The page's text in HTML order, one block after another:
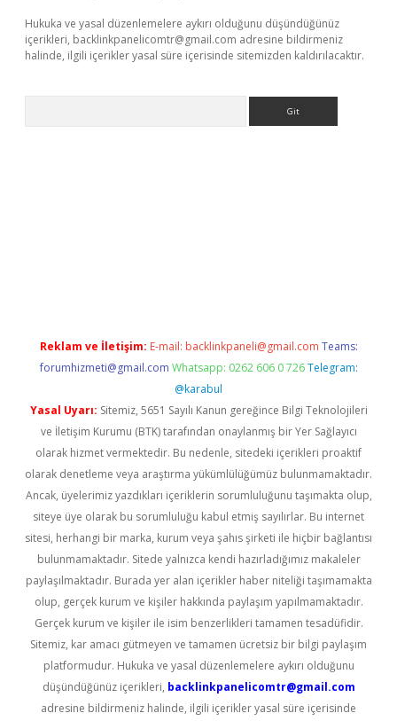
Hukuka ve yasal düzenlemelere aykırı olduğunu düşündüğünüz
içerikleri, backlinkpanelicomtr@gmail.com adresine bildirmeniz
halinde, ilgili içerikler yasal süre içerisinde sitemizden kaldırılacaktır.
Reklam ve İletişim: E-mail: backlinkpaneli@gmail.com Teams:
forumhizmeti@gmail.com Whatsapp: 0262 606 0 726 Telegram:
@karabul
Yasal Uyarı: Sitemiz, 5651 Sayılı Kanun gereğince Bilgi Teknolojileri
ve İletişim Kurumu (BTK) tarafından onaylanmış bir Yer Sağlayıcı
olarak hizmet vermektedir. Bu nedenle, sitedeki içerikleri proaktif
olarak denetleme veya araştırma yükümlülüğümüz bulunmamaktadır.
Ancak, üyelerimiz yazdıkları içeriklerin sorumluluğunu taşımakta olup,
siteye üye olarak bu sorumluluğu kabul etmiş sayılırlar. Bu internet
sitesi, herhangi bir marka, kurum veya şahıs şirketi ile hiçbir bağlantısı
bulunmamaktadır. Sitede yalnızca kendi hazırladığımız makaleler
paylaşılmaktadır. Burada yer alan içerikler haber niteliği taşımamakta
olup, gerçek kurum ve kişiler hakkında paylaşım yapılmamaktadır.
Gerçek kurum ve kişiler ile isim benzerlikleri tamamen tesadüfidir.
Sitemiz, kar amacı gütmeyen ve tamamen ücretsiz bir bilgi paylaşım
platformudur. Hukuka ve yasal düzenlemelere aykırı olduğunu
düşündüğünüz içerikleri, backlinkpanelicomtr@gmail.com
adresine bildirmeniz halinde, ilgili içerikler yasal süre içerisinde